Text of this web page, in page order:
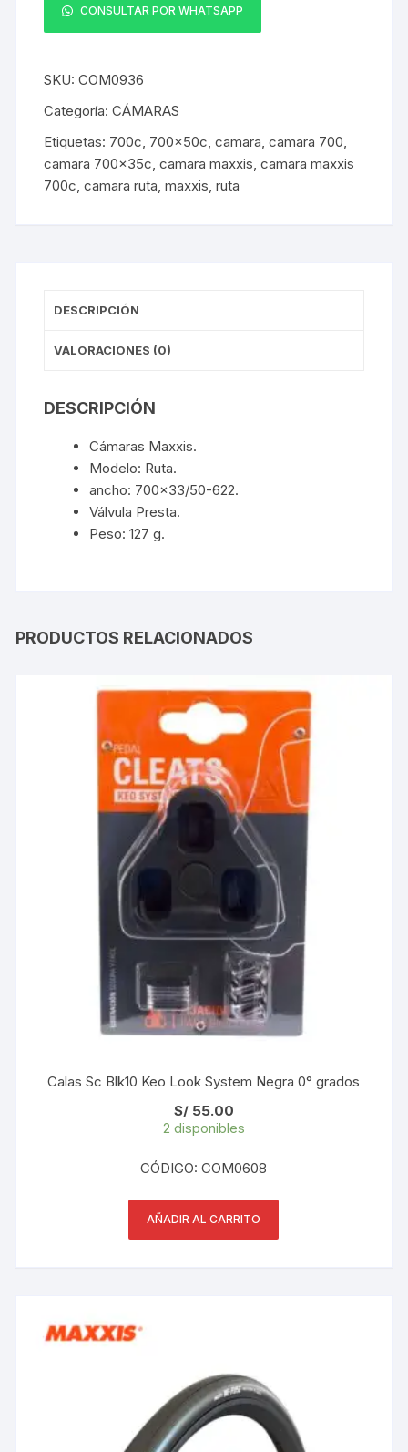
700x33/50
Presta
mm
CONSULTAR POR WHATSAPP
SKU:COM0936
Categoría:CÁMARAS
Etiquetas: 700c, 700x50c,camara,camara 700,
camara 700x35c,camara maxxis,camara maxxis
700c,camara ruta,maxxis,ruta
DESCRIPCIÓN
VALORACIONES (0)
DESCRIPCIÓN
Cámaras Maxxis.
Modelo: Ruta.
ancho: 700×33/50-622.
Válvula Presta.
Peso: 127 g.
PRODUCTOS RELACIONADOS
Calas Sc Blk10 Keo Look System Negra 0° grados
S/55.00
2 disponibles
CÓDIGO: COM0608
AÑADIR AL CARRITO